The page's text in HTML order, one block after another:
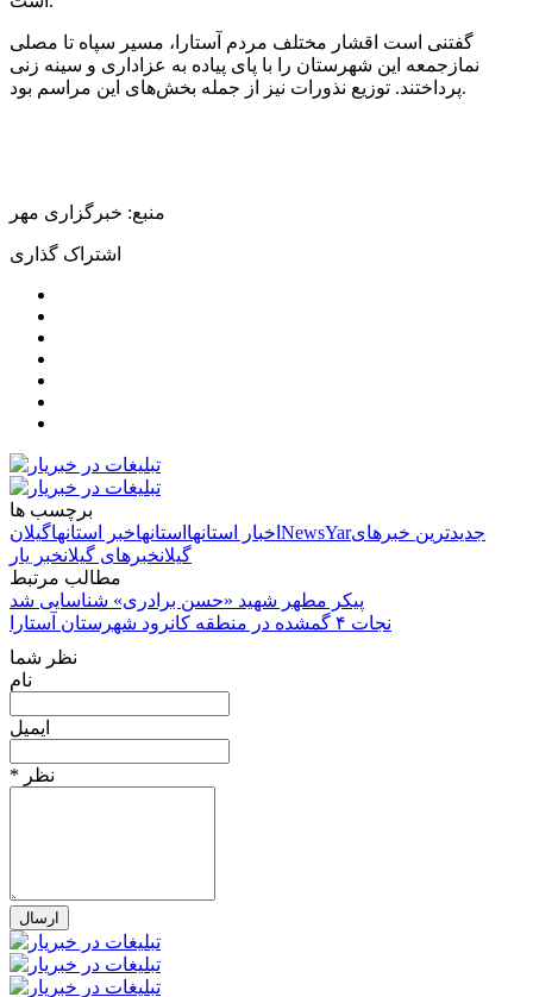
گفتنی است اقشار مختلف مردم آستارا، مسیر سپاه تا مصلی
نمازجمعه این شهرستان را با پای پیاده به عزاداری و سینه زنی
پرداختند. توزیع نذورات نیز از جمله بخش‌های این مراسم بود.
منبع: خبرگزاری مهر
اشتراک گذاری
برچسب ها
اخبار استانها استانهاخبر استانهاگیلان NewsYarجدیدترین خبرهای
گیلانخبرهای گیلانخبر یار
مطالب مرتبط
پیکر مطهر شهید «حسن برادری» شناسایی شد
نجات ۴ گمشده در منطقه کانرود شهرستان آستارا
نظر شما
نام
ایمیل
* نظر